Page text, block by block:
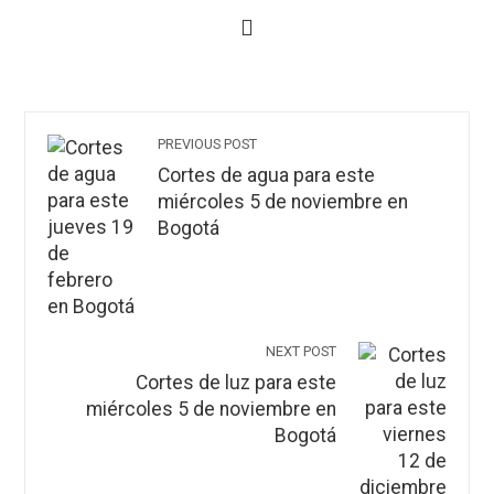
PREVIOUS POST
Cortes de agua para este
miércoles 5 de noviembre en
Bogotá
NEXT POST
Cortes de luz para este
miércoles 5 de noviembre en
Bogotá